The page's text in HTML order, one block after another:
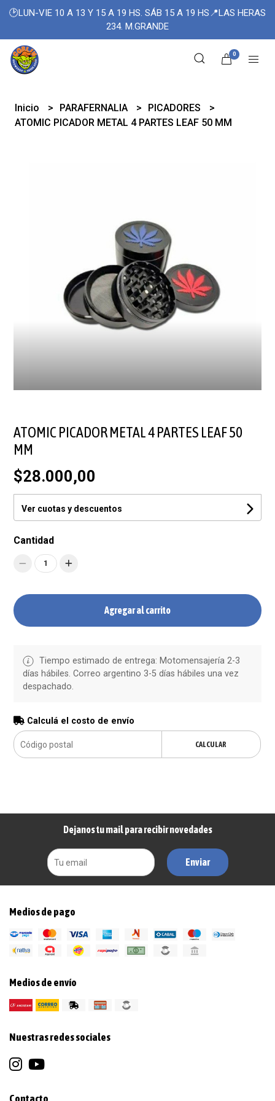
🕑LUN-VIE 10 A 13 Y 15 A 19 HS. SÁB 15 A 19 HS📍LAS HERAS
234. M.GRANDE
0
Inicio PARAFERNALIA
PICADORES
ATOMIC PICADOR METAL 4 PARTES LEAF 50 MM
ATOMIC PICADOR METAL 4 PARTES LEAF 50
MM
$28.000,00
Ver cuotas y descuentos
Cantidad
1
Agregar al carrito
Tiempo estimado de entrega: Motomensajería 2-3
días hábiles. Correo argentino 3-5 días hábiles una vez
despachado.
Calculá el costo de envío
CALCULAR
Dejanos tu mail para recibir novedades
Enviar
Medios de pago
Medios de envío
Nuestras redes sociales
Contacto